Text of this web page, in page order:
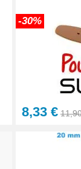
Ajouter
-30%
8,33 €